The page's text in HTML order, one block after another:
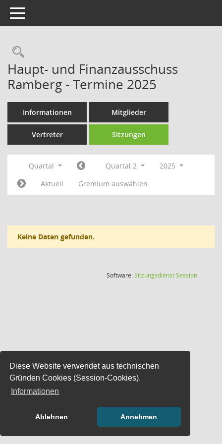
Diese Website verwendet aus technischen
Gründen Cookies (Session-Cookies).
Informationen
Ablehnen Annehmen
Toggle navigation
Rechercheauswahl
Haupt- und Finanzausschuss
Ramberg - Termine 2025
Informationen Mitglieder
Vertreter Sitzungen
Quartal Quartal 2
2025
Aktuell
Gremium auswählen
Keine Daten gefunden.
Software:SitzungsdienstSession(Wird in